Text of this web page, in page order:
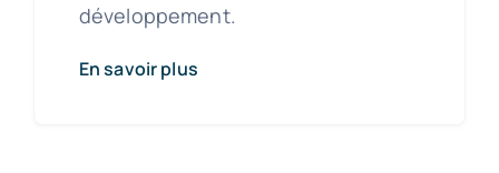
développement.
En savoir plus